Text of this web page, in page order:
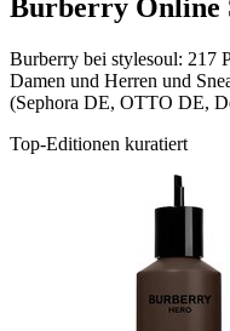
Burberry Online
Burberry bei stylesoul: 217
Damen und Herren und
(Sephora DE, OTTO DE,
Top-Editionen kuratiert